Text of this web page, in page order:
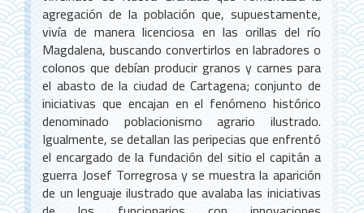
agregación de la población que, supuestamente,
vivía de manera licenciosa en las orillas del río
Magdalena, buscando convertirlos en labradores o
colonos que debían producir granos y carnes para
el abasto de la ciudad de Cartagena; conjunto de
iniciativas que encajan en el fenómeno histórico
denominado poblacionismo agrario ilustrado.
Igualmente, se detallan las peripecias que enfrentó
el encargado de la fundación del sitio el capitán a
guerra Josef Torregrosa y se muestra la aparición
de un lenguaje ilustrado que avalaba las iniciativas